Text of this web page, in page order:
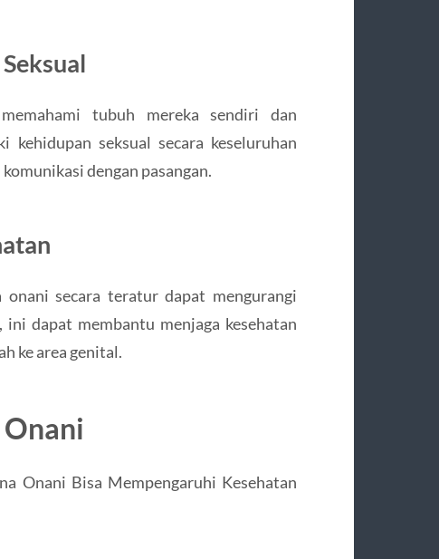
tubuh mereka sendiri dan
kehidupan seksual secara keseluruhan
dengan pasangan.
secara teratur dapat mengurangi
dapat membantu menjaga kesehatan
ke area genital.